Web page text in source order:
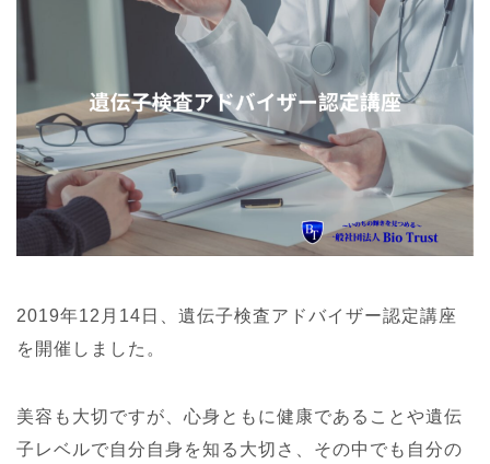
2019年12月14日、遺伝子検査アドバイザー認定講座
を開催しました。
美容も大切ですが、心身ともに健康であることや遺伝
子レベルで自分自身を知る大切さ、その中でも自分の